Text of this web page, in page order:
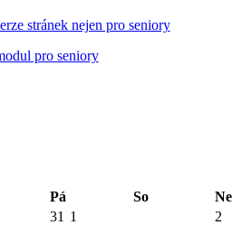
stránek nejen pro seniory
Pá So
Ne
31 1 2